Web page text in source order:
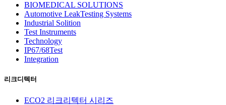
BIOMEDICAL SOLUTIONS
Automotive LeakTesting Systems
Industrial Solition
Test Instruments
Technology
IP67/68Test
Integration
리크디텍터
ECO2 리크리텍터 시리즈